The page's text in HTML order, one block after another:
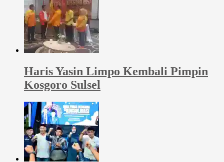
Haris Yasin Limpo Kembali Pimpin
Kosgoro Sulsel